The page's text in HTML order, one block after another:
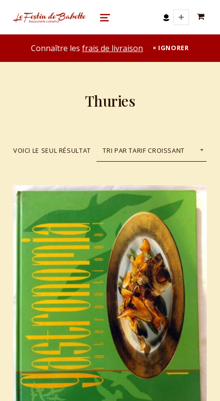
le festin de babette
"LE FESTIN DE BABETTE" – BOUQUINERIE GASTRONOMIQUE MENU
Connaître lesfrais de livraison IGNORER
Thuries
VOICI LE SEUL RÉSULTAT
List of products